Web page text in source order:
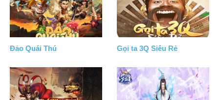
Đảo Quái Thú Gọi ta 3Q Siêu Rẻ